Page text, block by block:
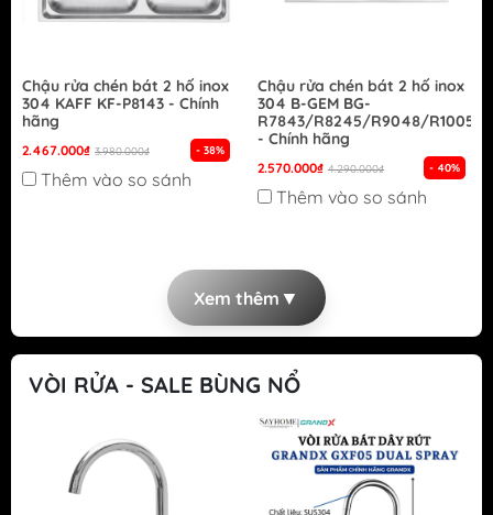
Chậu rửa chén bát 2 hố inox
304 KAFF KF-P8143 - Chính
hãng
2.467.000₫ 3.980.000₫ - 38%
Thêm vào so sánh
Chậu rửa chén bát 2 hố inox
304 B-GEM BG-
R7843/R8245/R9048/
- Chính hãng
2.570.000₫ 4.290.000₫ - 40%
Thêm vào so sánh
Xem thêm ▼
VÒI RỬA - SALE BÙNG NỔ